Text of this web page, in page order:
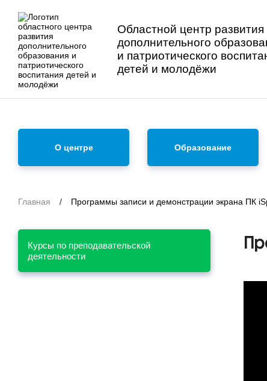
Областной центр развития
дополнительного
и патриотического
детей и молодёжи
О центре Образование
Главная / Программы записи и демонстрации экрана ПК
Курсы по преподавательской
деятельности